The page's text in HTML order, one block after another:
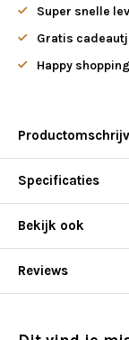
Super snelle
Gratis
Happy
Specificaties
Bekijk ook
Reviews